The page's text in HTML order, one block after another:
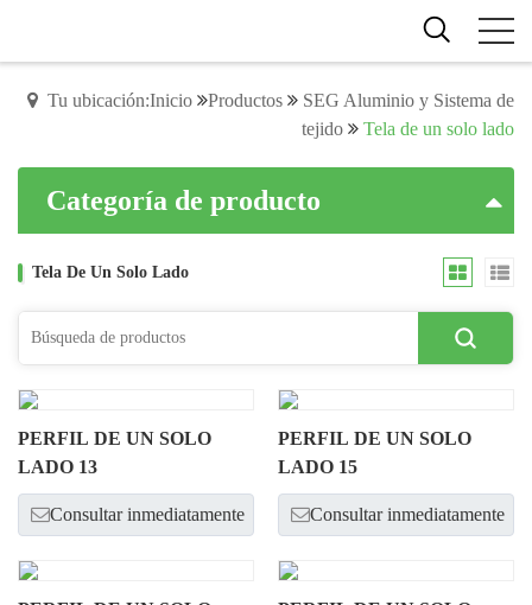
Tu ubicación:Inicio Productos
SEG Aluminio y Sistema de
tejido
Tela de un solo lado
Categoría de producto
Tela De Un Solo Lado
PERFIL DE UN SOLO
LADO 13
Consultar inmediatamente
PERFIL DE UN SOLO
LADO 15
Consultar inmediatamente